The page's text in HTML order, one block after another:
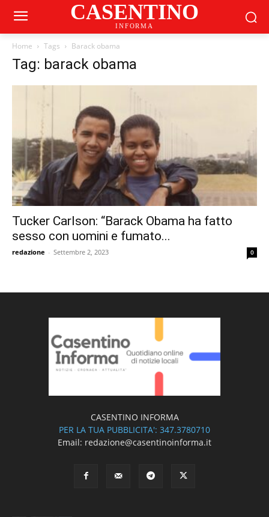
CASENTINO
INFORMA
Home Tags Barack obama
Tag: barack obama
Tucker Carlson: “Barack Obama ha fatto
sesso con uomini e fumato...
redazione - Settembre 2, 2023 0
CASENTINO INFORMA
PER LA TUA PUBBLICITA': 347.3780710
Email: redazione@casentinoinforma.it